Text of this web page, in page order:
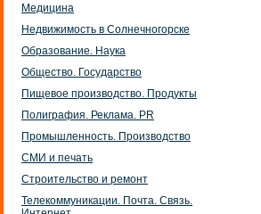
Медицина
Недвижимость в Солнечногорске
Образование. Наука
Общество. Государство
Пищевое производство. Продукты
Полиграфия. Реклама. PR
Промышленность. Производство
СМИ и печать
Строительство и ремонт
Телекоммуникации. Почта. Связь.